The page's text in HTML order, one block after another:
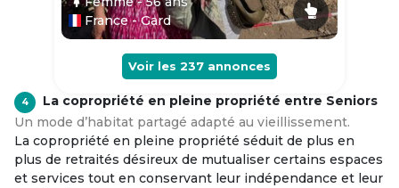
France - Gard
Voir les 237 annonces
4
La copropriété en pleine propriété entre Seniors
Un mode d’habitat partagé adapté au vieillissement.
La copropriété en pleine propriété séduit de plus en
plus de retraités désireux de mutualiser certains espaces
et services tout en conservant leur indépendance et leur